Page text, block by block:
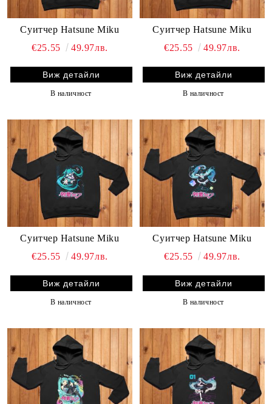
Суитчер Hatsune Miku
€25.55
49.97лв.
Виж детайли
В наличност
Суитчер Hatsune Miku
€25.55
49.97лв.
Виж детайли
В наличност
Суитчер Hatsune Miku
€25.55
49.97лв.
Виж детайли
В наличност
Суитчер Hatsune Miku
€25.55
49.97лв.
Виж детайли
В наличност